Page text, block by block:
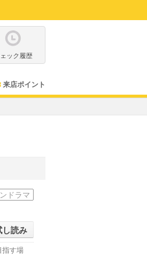
ック履歴
来店ポイント
ドラマ
し読み
指す場